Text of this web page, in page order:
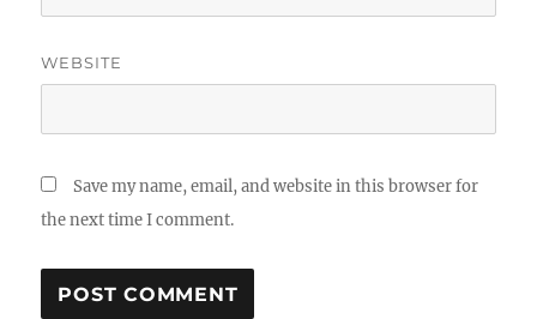
WEBSITE
Save my name, email, and website in this browser for
the next time I comment.